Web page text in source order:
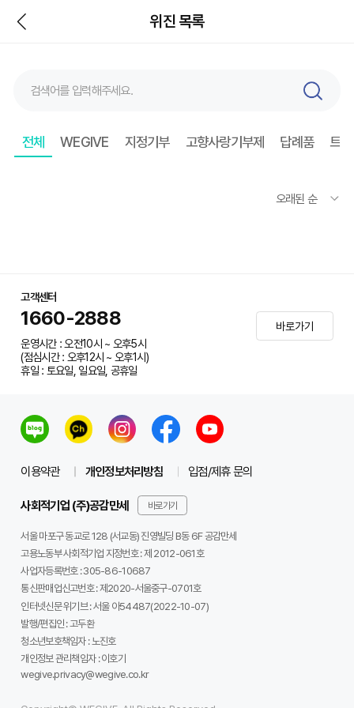
뒤
위진 목록
색
전체 WEGIVE 지정기부 고향사랑기부제 답례품 트
고객센터
1660-2888
운영시간 : 오전10시 ~ 오후5시
(점심시간 : 오후12시 ~ 오후1시)
휴일 : 토요일, 일요일, 공휴일
바로가기
이용약관 개인정보처리방침 입점/제휴 문의
사회적기업 (주)공감만세 바로가기
서울 마포구 동교로 128 (서교동) 진영빌딩 B동 6F 공감만세
고용노동부 사회적기업 지정번호 : 제 2012-061호
사업자등록번호 :305-86-10687
통신판매업신고번호 :제2020-서울중구-0701호
인터넷신문 위기브 :서울 아54487(2022-10-07)
발행/편집인 :고두환
청소년보호책임자 :노진호
개인정보 관리책임자 :이호기
wegive.privacy@wegive.co.kr